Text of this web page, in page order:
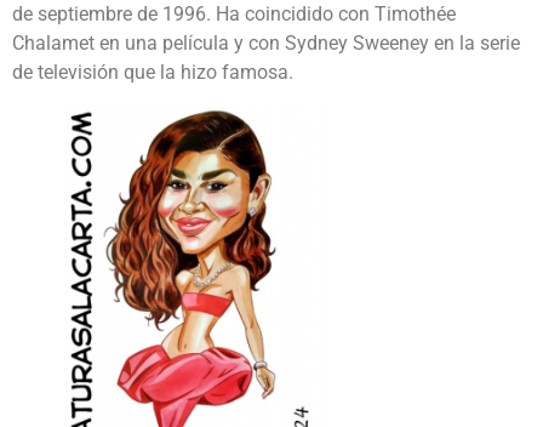
de septiembre de 1996. Ha coincidido con Timothée
Chalamet en una película y con Sydney Sweeney en la serie
de televisión que la hizo famosa.